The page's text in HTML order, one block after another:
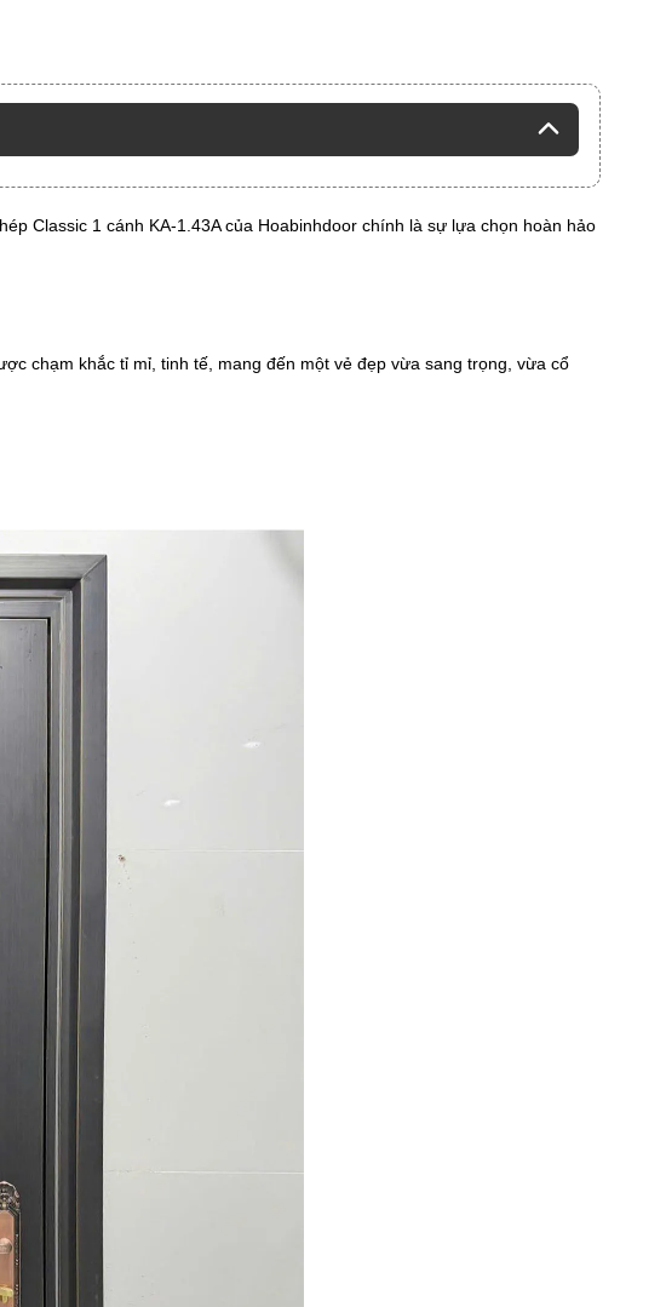
Classic 1 cánh KA-1.43A của Hoabinhdoor chính là sự lựa chọn hoàn hảo
chạm khắc tỉ mỉ, tinh tế, mang đến một vẻ đẹp vừa sang trọng, vừa cổ